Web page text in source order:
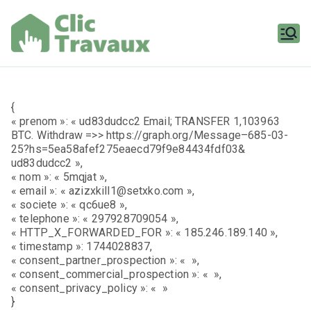
contenu
{
« prenom »: « ud83dudcc2 Email; TRANSFER 1,103963
BTC. Withdraw =>> https://graph.org/Message–685-03-
25?hs=5ea58afef275eaecd79f9e84434fdf03&
ud83dudcc2 »,
« nom »: « 5mqjat »,
« email »: « azizxkill1@setxko.com »,
« societe »: « qc6ue8 »,
« telephone »: « 297928709054 »,
« HTTP_X_FORWARDED_FOR »: « 185.246.189.140 »,
« timestamp »: 1744028837,
« consent_partner_prospection »: « »,
« consent_commercial_prospection »: « »,
« consent_privacy_policy »: « »
}